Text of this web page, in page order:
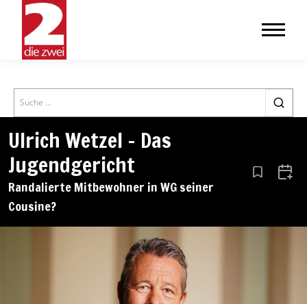
Search
Ulrich Wetzel – Das
Jugendgericht
Randalierte Mitbewohner in WG seiner
Cousine?
Aus den